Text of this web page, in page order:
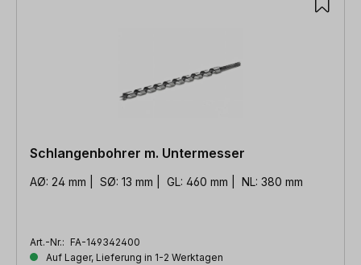
Schlangenbohrer m. Untermesser
AØ: 24 mm | SØ: 13 mm | GL: 460 mm | NL: 380 mm
Art.-Nr.: FA-149342400
Auf Lager, Lieferung in 1-2 Werktagen